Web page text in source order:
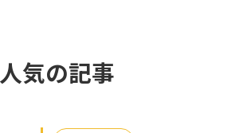
人気の記事